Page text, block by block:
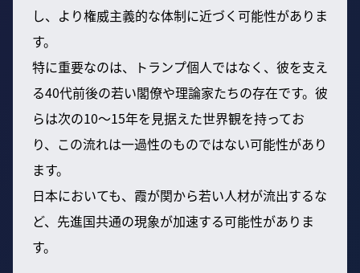
し、より権威主義的な体制に近づく可能性がありま
す。
特に重要なのは、トランプ個人ではなく、彼を支え
る40代前後の若い閣僚や理論家たちの存在です。彼
らは次の10〜15年を見据えた世界観を持ってお
り、この流れは一過性のものではない可能性があり
ます。
日本においても、霞が関から若い人材が流出するな
ど、先進国共通の現象が加速する可能性がありま
す。